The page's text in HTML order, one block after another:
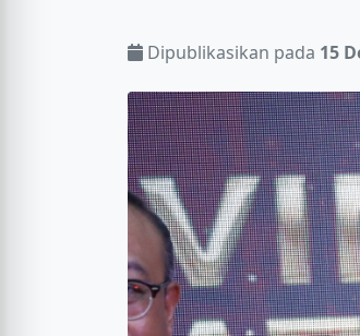
Dipublikasikan pada 15